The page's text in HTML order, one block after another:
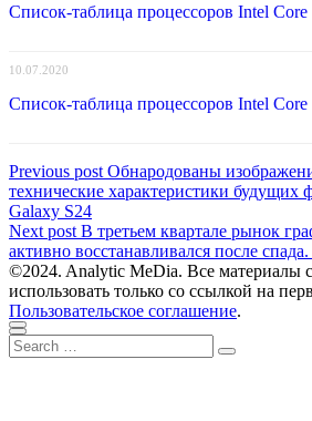
Список-таблица процессоров Intel
10.07.2020
Список-таблица процессоров Intel
Навигация
по
записям
Previous post Previous
post:
Обнародованы
технические характеристики будущих
Galaxy S24
Next post Next
post:
В третьем квартале рынок
активно восстанавливался после
©2024. Analytic MeDia. Все материалы
использовать только со ссылкой на
Пользовательское соглашение.
Scroll
to
Close
Search
for:
Search